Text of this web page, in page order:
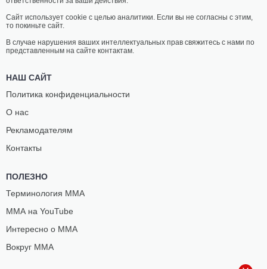
Сайт использует cookie с целью аналитики. Если вы не согласны с этим,
то покиньте сайт.
В случае нарушения ваших интеллектуальных прав свяжитесь с нами по
представленным на сайте контактам.
НАШ САЙТ
Политика конфиденциальности
О нас
Рекламодателям
Контакты
ПОЛЕЗНО
Терминология ММА
ММА на YouTube
Интересно о ММА
Вокруг ММА